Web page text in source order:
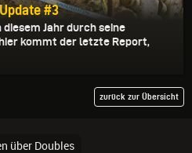
#3
Jahr durch seine
kommt der letzte Report,
zurück zur Übersicht
über Doubles